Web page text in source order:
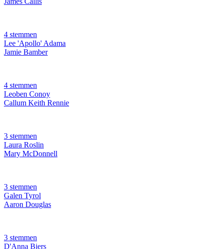
4 stemmen
Lee 'Apollo' Adama
Jamie Bamber
4 stemmen
Leoben Conoy
Callum Keith Rennie
3 stemmen
Laura Roslin
Mary McDonnell
3 stemmen
Galen Tyrol
Aaron Douglas
3 stemmen
D'Anna Biers